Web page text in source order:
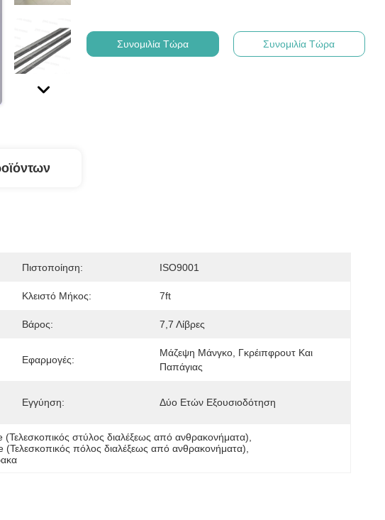
Συνομιλία Τώρα Συνομιλία Τώρα
Πιστοποίηση: ISO9001
Κλειστό Μήκος: 7ft
Βάρος: 7,7 Λίβρες
Εφαρμογές:
Μάζεψη Μάνγκο, Γκρέιπφρουτ Και
Παπάγιας
Εγγύηση: Δύο Ετών Εξουσιοδότηση
στύλος διαλέξεως από ανθρακονήματα)
πόλος διαλέξεως από ανθρακονήματα)